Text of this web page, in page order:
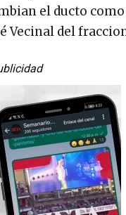
el ducto
Vecinal del